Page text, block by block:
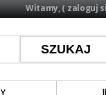
Witamy, (zaloguj